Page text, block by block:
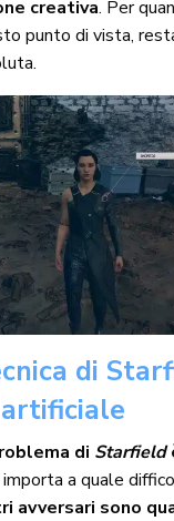
creativa. Per
punto di vista,
di
di Starfield
importa a quale
avversari sono